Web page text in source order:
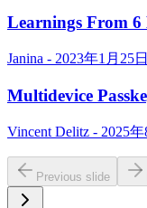
Learnings From 6
Janina - 2023年1月25日
Multidevice
Vincent Delitz - 2025年
Previous slide